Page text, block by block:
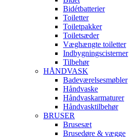
Bidétbatterier
Toiletter
Toiletpakker
Toiletsæder
Væghængte toiletter
Indbygningscisterner
Tilbehør
HÅNDVASK
Badeværelsesmøbler
Håndvaske
Håndvaskarmaturer
Håndvasktilbehør
BRUSER
Brusesæt
Brusedøre & vægge